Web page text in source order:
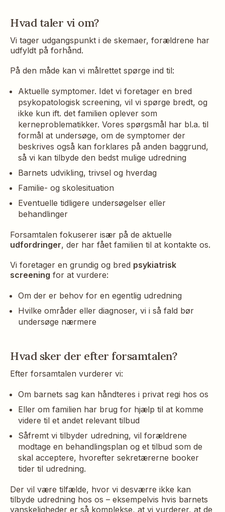
Hvad taler vi om?
Vi tager udgangspunkt i de skemaer, forældrene har
udfyldt på forhånd.
På den måde kan vi målrettet spørge ind til:
Aktuelle symptomer. Idet vi foretager en bred
psykopatologisk screening, vil vi spørge bredt, og
ikke kun ift. det familien oplever som
kerneproblematikker. Vores spørgsmål har bl.a. til
formål at undersøge, om de symptomer der
beskrives også kan forklares på anden baggrund,
så vi kan tilbyde den bedst mulige udredning
Barnets udvikling, trivsel og hverdag
Familie- og skolesituation
Eventuelle tidligere undersøgelser eller
behandlinger
Forsamtalen fokuserer især på de aktuelle
udfordringer, der har fået familien til at kontakte os.
Vi foretager en grundig og bred psykiatrisk
screening for at vurdere:
Om der er behov for en egentlig udredning
Hvilke områder eller diagnoser, vi i så fald bør
undersøge nærmere
Hvad sker der efter forsamtalen?
Efter forsamtalen vurderer vi:
Om barnets sag kan håndteres i privat regi hos os
Eller om familien har brug for hjælp til at komme
videre til et andet relevant tilbud
Såfremt vi tilbyder udredning, vil forældrene
modtage en behandlingsplan og et tilbud som de
skal acceptere, hvorefter sekretærerne booker
tider til udredning.
Der vil være tilfælde, hvor vi desværre ikke kan
tilbyde udredning hos os – eksempelvis hvis barnets
vanskeligheder er så komplekse, at vi vurderer, at de